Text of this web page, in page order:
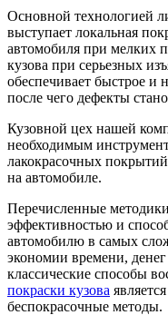
Основной технологией
выступает локальная
автомобиля при мелких
кузова при серьезных
обеспечивает быстрое и
после чего дефекты
Кузовной цех нашей
необходимым
лакокрасочных
на автомобиле.
Перечисленные
эффективностью и
автомобилю в самых
экономии времени,
классические способы
покраски кузова
беспокрасочные методы.